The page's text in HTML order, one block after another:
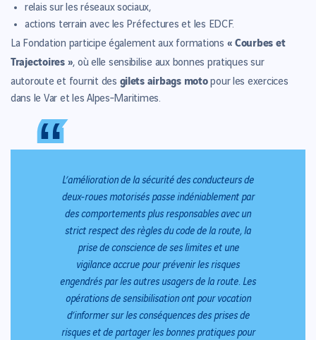
relais sur les réseaux sociaux,
actions terrain avec les Préfectures et les EDCF.
La Fondation participe également aux formations « Courbes et
Trajectoires », où elle sensibilise aux bonnes pratiques sur
autoroute et fournit des gilets airbags motopour les exercices
dans le Var et les Alpes‑Maritimes.
“
“L’amélioration de la sécurité des conducteurs de
deux-roues motorisés passe indéniablement par
des comportements plus responsables avec un
strict respect des règles du code de la route, la
prise de conscience de ses limites et une
vigilance accrue pour prévenir les risques
engendrés par les autres usagers de la route. Les
opérations de sensibilisation ont pour vocation
d’informer sur les conséquences des prises de
risques et de partager les bonnes pratiques pour